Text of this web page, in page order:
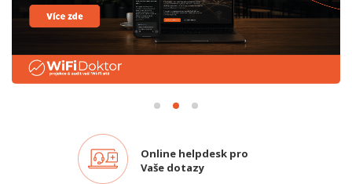
Online helpdesk pro
Vaše dotazy